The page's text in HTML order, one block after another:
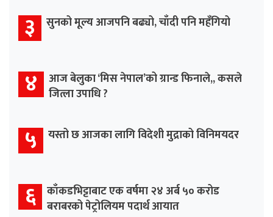
३ सुनको मूल्य आजपनि बढ्यो, चाँदी पनि महँगियो
४ आज बेलुका ‘मिस नेपाल’को ग्रान्ड फिनाले,, कसले
जित्ला उपाधि ?
५ यस्तो छ आजका लागि विदेशी मुद्राको विनिमयदर
६ काँकडभिट्टाबाट एक वर्षमा २४ अर्ब ५० करोड
बराबरको पेट्रोलियम पदार्थ आयात